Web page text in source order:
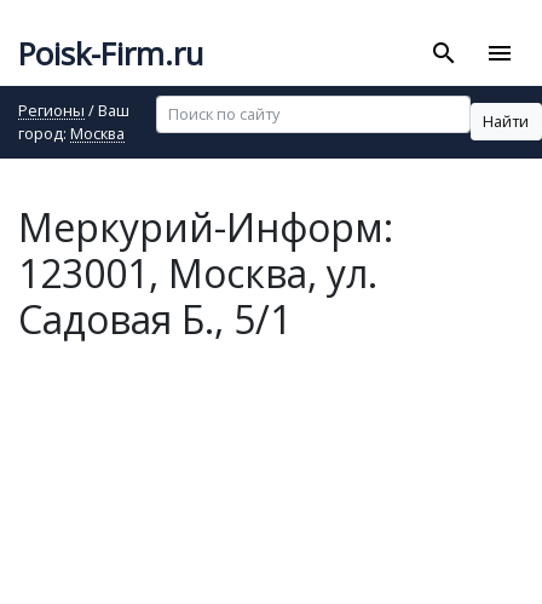
Poisk-Firm.ru search menu
Регионы / Ваш
город: Москва
Найти
Меркурий-Информ:
123001, Москва, ул.
Садовая Б., 5/1